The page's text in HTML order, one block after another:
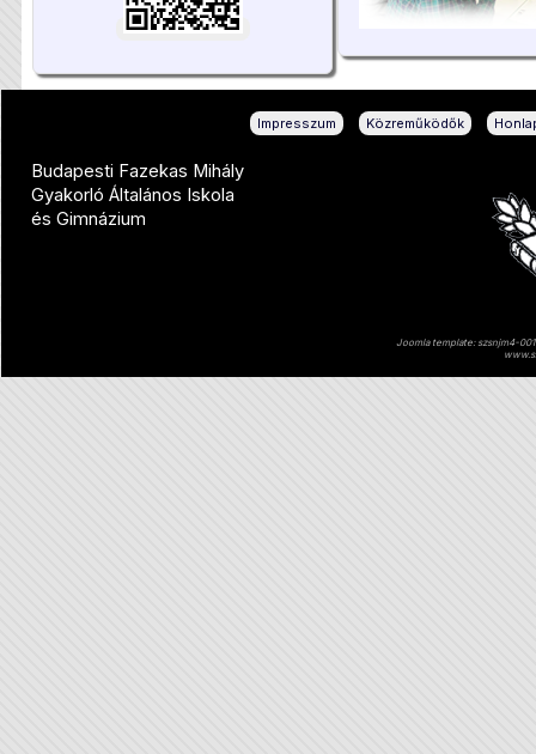
Impresszum Közreműködők
Budapesti Fazekas Mihály
Gyakorló Általános Iskola
és Gimnázium
Joomla template: szsnjm4-